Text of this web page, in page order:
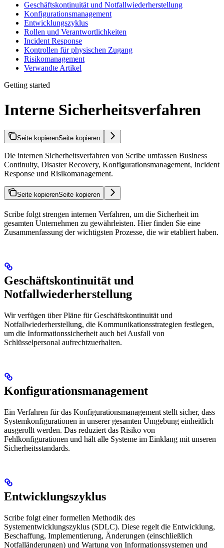
Geschäftskontinuität und Notfallwiederherstellung
Konfigurationsmanagement
Entwicklungszyklus
Rollen und Verantwortlichkeiten
Incident Response
Kontrollen für physischen Zugang
Risikomanagement
Verwandte Artikel
Getting started
Interne Sicherheitsverfahren
Seite kopierenSeite kopieren
Die internen Sicherheitsverfahren von Scribe umfassen Business
Continuity, Disaster Recovery, Konfigurationsmanagement, Incident
Response und Risikomanagement.
Seite kopierenSeite kopieren
Scribe folgt strengen internen Verfahren, um die Sicherheit im
gesamten Unternehmen zu gewährleisten. Hier finden Sie eine
Zusammenfassung der wichtigsten Prozesse, die wir etabliert haben.
Geschäftskontinuität und
Notfallwiederherstellung
Wir verfügen über Pläne für Geschäftskontinuität und
Notfallwiederherstellung, die Kommunikationsstrategien festlegen,
um die Informationssicherheit auch bei Ausfall von
Schlüsselpersonal aufrechtzuerhalten.
Konfigurationsmanagement
Ein Verfahren für das Konfigurationsmanagement stellt sicher, dass
Systemkonfigurationen in unserer gesamten Umgebung einheitlich
ausgerollt werden. Das reduziert das Risiko von
Fehlkonfigurationen und hält alle Systeme im Einklang mit unseren
Sicherheitsstandards.
Entwicklungszyklus
Scribe folgt einer formellen Methodik des
Systementwicklungszyklus (SDLC). Diese regelt die Entwicklung,
Beschaffung, Implementierung, Änderungen (einschließlich
Notfalländerungen) und Wartung von Informationssystemen und